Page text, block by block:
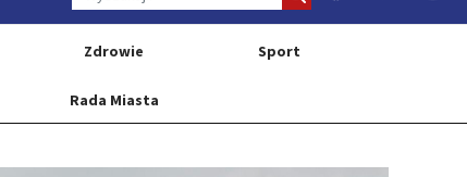
Zdrowie Sport
Rada Miasta